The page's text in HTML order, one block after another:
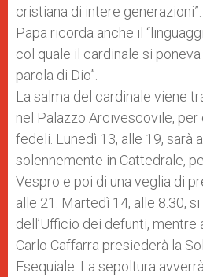
cristiana di intere
Papa ricorda anche il
col quale il cardinale si
parola di Dio”.
La salma del cardinale viene
nel Palazzo Arcivescovile,
fedeli. Lunedì 13, alle 19, sarà
solennemente in Cattedrale,
Vespro e poi di una veglia di
alle 21. Martedì 14, alle 8.30,
dell’Ufficio dei defunti, mentre
Carlo Caffarra presiederà la
Esequiale. La sepoltura